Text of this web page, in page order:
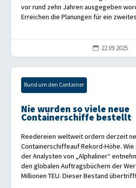
vor rund zehn Jahren ausgegeben
Erreichen die Planungen für ein
 22.09.2025
Rund um den Container
Nie wurden so viele neue
Containerschiffe bestellt
Reedereien weltweit ordern derzeit
Containerschiffeauf Rekord-Höhe. Wie
der Analysten von „Alphaliner“
den globalen Auftragsbüchern der
Millionen TEU. Dieser Bestand